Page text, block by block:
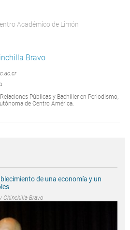
Académico de Limón
Bravo
Públicas y Bachiller en Periodismo,
de Centro América.
de una economía y un
Chinchilla Bravo